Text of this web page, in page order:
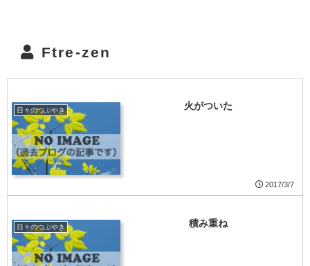
Ftre-zen
日々のつぶやき 火がついた
2017/3/7
日々のつぶやき 積み重ね